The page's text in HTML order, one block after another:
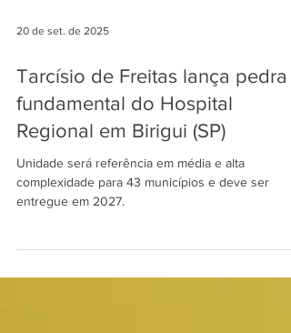
Tarcísio de Freitas lança pedra
fundamental do Hospital
Regional em Birigui (SP)
Unidade será referência em média e alta
complexidade para 43 municípios e deve ser